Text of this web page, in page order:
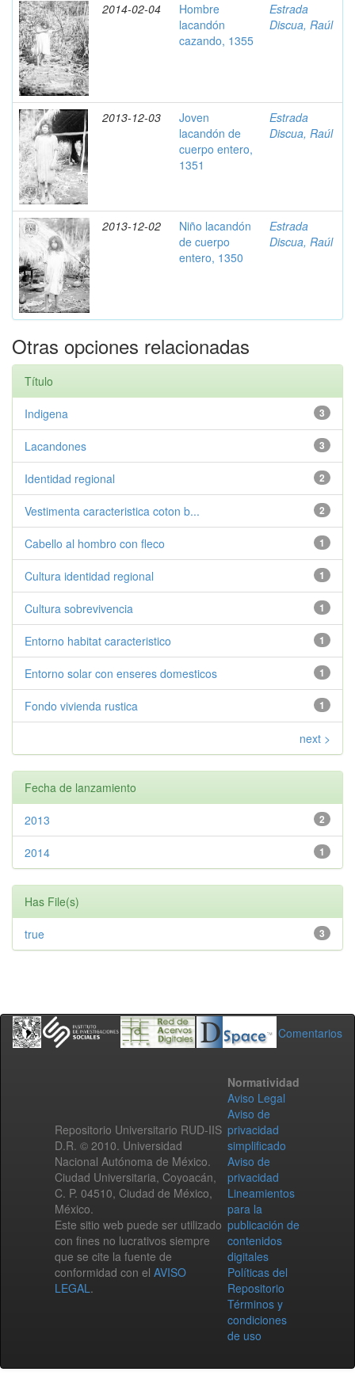
2014-02-04
Hombre
lacandón
cazando, 1355
Estrada
Discua, Raúl
2013-12-03
Joven
lacandón de
cuerpo entero,
1351
Estrada
Discua, Raúl
2013-12-02
Niño lacandón
de cuerpo
entero, 1350
Estrada
Discua, Raúl
Otras opciones relacionadas
Título
3
Indigena
3
Lacandones
2
Identidad regional
2
Vestimenta caracteristica coton b...
1
Cabello al hombro con fleco
1
Cultura identidad regional
1
Cultura sobrevivencia
1
Entorno habitat caracteristico
1
Entorno solar con enseres domesticos
1
Fondo vivienda rustica
next >
Fecha de lanzamiento
2
2013
1
2014
Has File(s)
3
true
Comentarios
Repositorio Universitario RUD-IIS
D.R. © 2010. Universidad
Nacional Autónoma de México.
Ciudad Universitaria, Coyoacán,
C. P. 04510, Ciudad de México,
México.
Este sitio web puede ser utilizado
con fines no lucrativos siempre
que se cite la fuente de
conformidad con el AVISO
LEGAL.
Normatividad
Aviso Legal
Aviso de
privacidad
simplificado
Aviso de
privacidad
Lineamientos
para la
publicación de
contenidos
digitales
Políticas del
Repositorio
Términos y
condiciones
de uso